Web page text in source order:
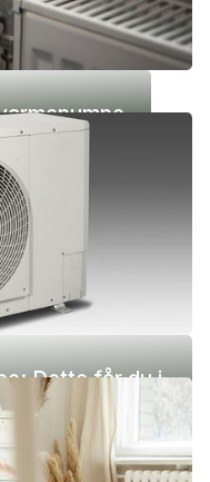
Dette får du i